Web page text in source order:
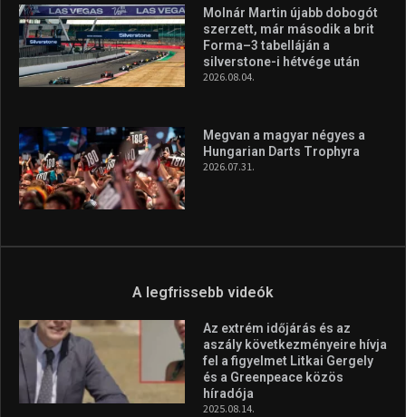
Molnár Martin újabb dobogót
szerzett, már második a brit
Forma–3 tabelláján a
silverstone-i hétvége után
2026.08.04.
Megvan a magyar négyes a
Hungarian Darts Trophyra
2026.07.31.
A legfrissebb videók
Az extrém időjárás és az
aszály következményeire hívja
fel a figyelmet Litkai Gergely
és a Greenpeace közös
híradója
2025.08.14.